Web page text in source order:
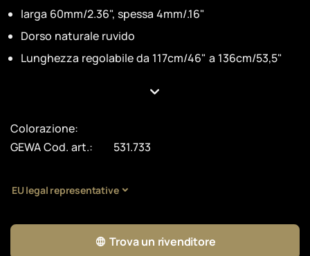
larga 60mm/2.36", spessa 4mm/.16"
Dorso naturale ruvido
Lunghezza regolabile da 117cm/46" a 136cm/53,5"
Colorazione:
GEWA Cod. art.:
531.733
EU legal representative
Trova un rivenditore